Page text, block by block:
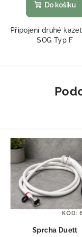
Do košíku
Připojení druhé
SOG Typ F
Sprcha Duett
KÓD: